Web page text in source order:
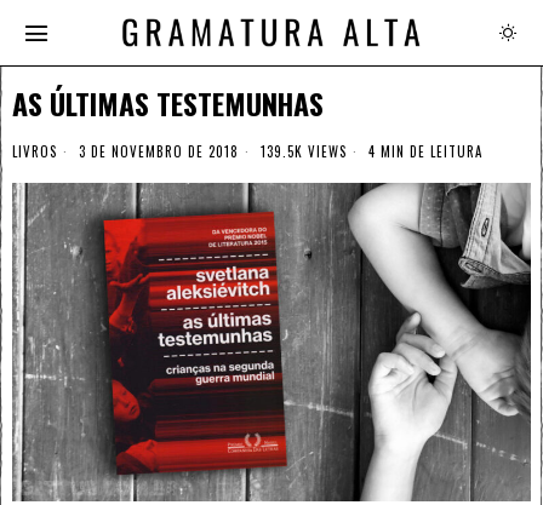
AS ÚLTIMAS TESTEMUNHAS
LIVROS 3 DE NOVEMBRO DE 2018 139.5K VIEWS 4 MIN DE LEITURA